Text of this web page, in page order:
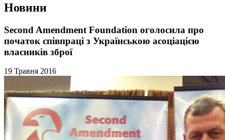
Новини
Second Amendment Foundation оголосила про
початок співпраці з Українською асоціацією
власників зброї
19 Травня 2016